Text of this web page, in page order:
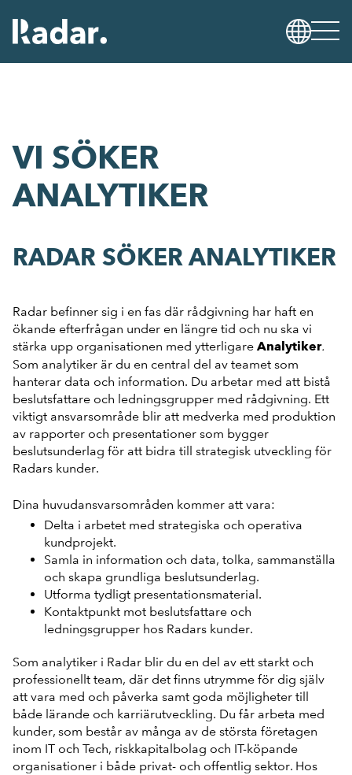
VI SÖKER
ANALYTIKER
RADAR SÖKER ANALYTIKER
Radar befinner sig i en fas där rådgivning har haft en
ökande efterfrågan under en längre tid och nu ska vi
stärka upp organisationen med ytterligare Analytiker.
Som analytiker är du en central del av teamet som
hanterar data och information. Du arbetar med att bistå
beslutsfattare och ledningsgrupper med rådgivning. Ett
viktigt ansvarsområde blir att medverka med produktion
av rapporter och presentationer som bygger
beslutsunderlag för att bidra till strategisk utveckling för
Radars kunder.
Dina huvudansvarsområden kommer att vara:
Delta i arbetet med strategiska och operativa
kundprojekt.
Samla in information och data, tolka, sammanställa
och skapa grundliga beslutsunderlag.
Utforma tydligt presentationsmaterial.
Kontaktpunkt mot beslutsfattare och
ledningsgrupper hos Radars kunder.
Som analytiker i Radar blir du en del av ett starkt och
professionellt team, där det finns utrymme för dig själv
att vara med och påverka samt goda möjligheter till
både lärande och karriärutveckling. Du får arbeta med
kunder, som består av många av de största företagen
inom IT och Tech, riskkapitalbolag och IT-köpande
organisationer i både privat- och offentlig sektor. Hos